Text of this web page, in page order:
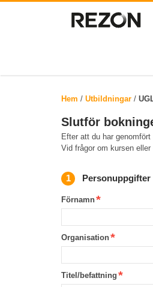
Hem / Utbildningar /
Slutför
Efter att du har
Vid frågor om kursen
Personuppgifter
Förnamn
Organisation
Titel/befattning